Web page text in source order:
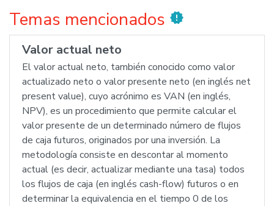
Temas mencionados new_releases
Valor actual neto
El valor actual neto, también conocido como valor
actualizado neto o valor presente neto (en inglés net
present value), cuyo acrónimo es VAN (en inglés,
NPV), es un procedimiento que permite calcular el
valor presente de un determinado número de flujos
de caja futuros, originados por una inversión. La
metodología consiste en descontar al momento
actual (es decir, actualizar mediante una tasa) todos
los flujos de caja (en inglés cash-flow) futuros o en
determinar la equivalencia en el tiempo 0 de los